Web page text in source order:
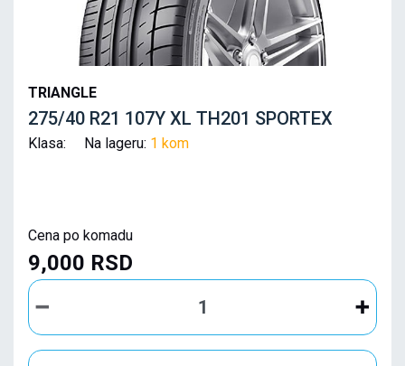
TRIANGLE
275/40 R21 107Y XL TH201 SPORTEX
Klasa: Na lageru: 1 kom
Cena po komadu
9,000 RSD